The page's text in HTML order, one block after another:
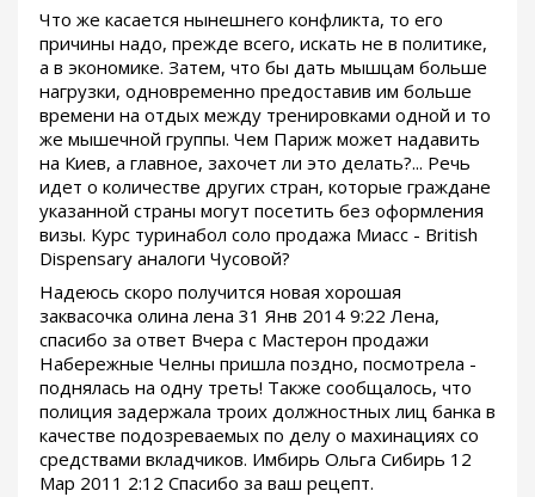
Что же касается нынешнего конфликта, то его
причины надо, прежде всего, искать не в политике,
а в экономике. Затем, что бы дать мышцам больше
нагрузки, одновременно предоставив им больше
времени на отдых между тренировками одной и то
же мышечной группы. Чем Париж может надавить
на Киев, а главное, захочет ли это делать?... Речь
идет о количестве других стран, которые граждане
указанной страны могут посетить без оформления
визы. Курс туринабол соло продажа Миасс - British
Dispensary аналоги Чусовой?
Надеюсь скоро получится новая хорошая
заквасочка олина лена 31 Янв 2014 9:22 Лена,
спасибо за ответ Вчера с Мастерон продажи
Набережные Челны пришла поздно, посмотрела -
поднялась на одну треть! Также сообщалось, что
полиция задержала троих должностных лиц банка в
качестве подозреваемых по делу о махинациях со
средствами вкладчиков. Имбирь Ольга Сибирь 12
Мар 2011 2:12 Спасибо за ваш рецепт.